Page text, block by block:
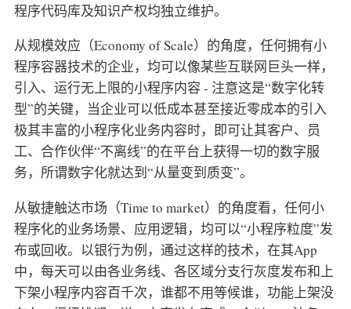
程序代码库及知识产权均独立维护。
从规模效应（Economy of Scale）的角度，任何拥有小
程序容器技术的企业，均可以像某些互联网巨头一样，
引入、运行无上限的小程序内容 - 注意这是“数字化转
型”的关键，当企业可以低成本甚至接近零成本的引入
极其丰富的小程序化业务内容时，即可让其客户、员
工、合作伙伴“不离线”的在平台上获得一切的数字服
务，所谓数字化就达到“从量变到质变”。
从敏捷触达市场（Time to market）的角度看，任何小
程序化的业务场景、应用逻辑，均可以“小程序粒度”发
布或回收。以银行为例，通过这样的技术，在其App
中，每天可以由各业务线、各区域分支行灰度发布和上
下架小程序内容百千次，谁都不用等候谁，功能上架没